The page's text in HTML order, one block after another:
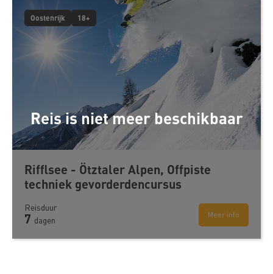
Reis is niet meer beschikbaar
Oostenrijk 18+
Rifflsee - Ötztaler Alpen, Offpiste
techniek gevorderdencursus
Meer info
Reisduur
7 dagen